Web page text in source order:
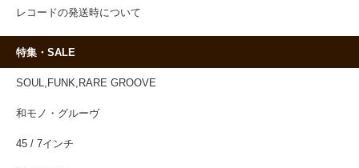
レコードの発送時について
特集・SALE
SOUL,FUNK,RARE GROOVE
和モノ・グルーヴ
45 / 7インチ